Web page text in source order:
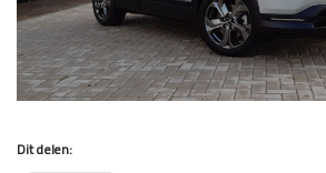
Dit delen: